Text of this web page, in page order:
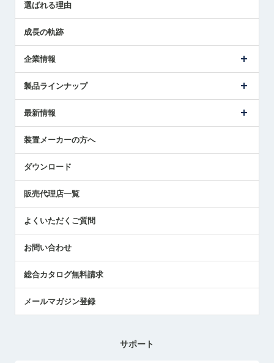
解決策提案
選ばれる理由
成長の軌跡
企業情報
ごあいさつ
受賞履歴
採用情報
国/地域/言語
製品ラインナップ
ツールセッタ製品
エアマイクロセンサ製品
最新情報
メトロールの技術
社員ブログ
中小企業のBCP地震対策
センサのテクニカルガイド
社長ブログ
装置メーカーの方へ
ダウンロード
販売代理店一覧
よくいただくご質問
お問い合わせ
総合カタログ無料請求
メールマガジン登録
サポート